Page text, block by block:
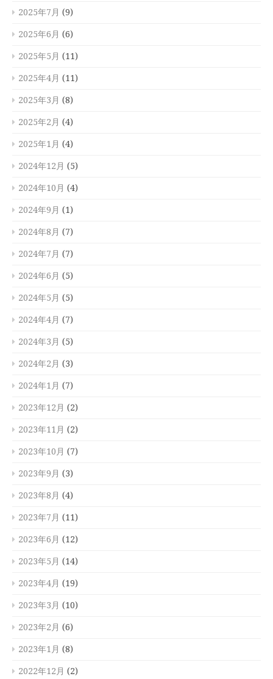
2025年7月 (9)
2025年6月 (6)
2025年5月 (11)
2025年4月 (11)
2025年3月 (8)
2025年2月 (4)
2025年1月 (4)
2024年12月 (5)
2024年10月 (4)
2024年9月 (1)
2024年8月 (7)
2024年7月 (7)
2024年6月 (5)
2024年5月 (5)
2024年4月 (7)
2024年3月 (5)
2024年2月 (3)
2024年1月 (7)
2023年12月 (2)
2023年11月 (2)
2023年10月 (7)
2023年9月 (3)
2023年8月 (4)
2023年7月 (11)
2023年6月 (12)
2023年5月 (14)
2023年4月 (19)
2023年3月 (10)
2023年2月 (6)
2023年1月 (8)
2022年12月 (2)